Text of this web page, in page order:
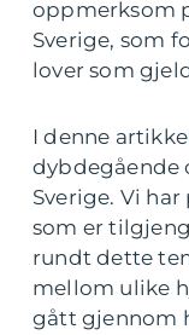
oppmerksom
Sverige, som
lover som
I denne
dybdegående
Sverige. Vi
som er
rundt dette
mellom ulike
gått gjennom